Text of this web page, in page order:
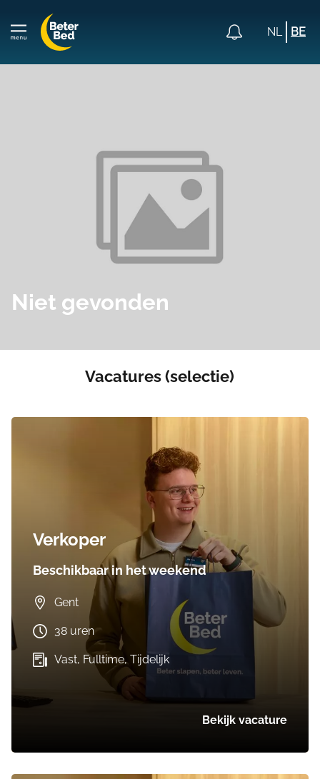
NL BE
Niet gevonden
Vacatures (selectie)
Verkoper
Beschikbaar in het weekend
Gent
38 uren
Vast, Fulltime, Tijdelijk
Bekijk vacature